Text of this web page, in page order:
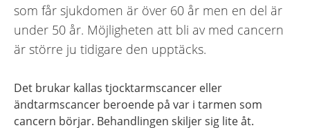
som får sjukdomen är över 60 år men en del är
under 50 år. Möjligheten att bli av med cancern
är större ju tidigare den upptäcks.
Det brukar kallas tjocktarmscancer eller
ändtarmscancer beroende på var i tarmen som
cancern börjar. Behandlingen skiljer sig lite åt.